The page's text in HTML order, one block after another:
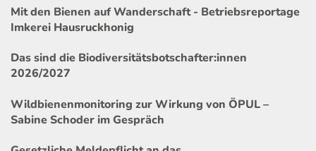
Mit den Bienen auf Wanderschaft - Betriebsreportage
Imkerei Hausruckhonig
Das sind die Biodiversitätsbotschafter:innen
2026/2027
Wildbienenmonitoring zur Wirkung von ÖPUL –
Sabine Schoder im Gespräch